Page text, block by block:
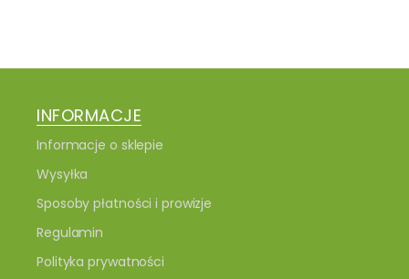
INFORMACJE
Informacje o sklepie
Wysyłka
Sposoby płatności i prowizje
Regulamin
Polityka prywatności